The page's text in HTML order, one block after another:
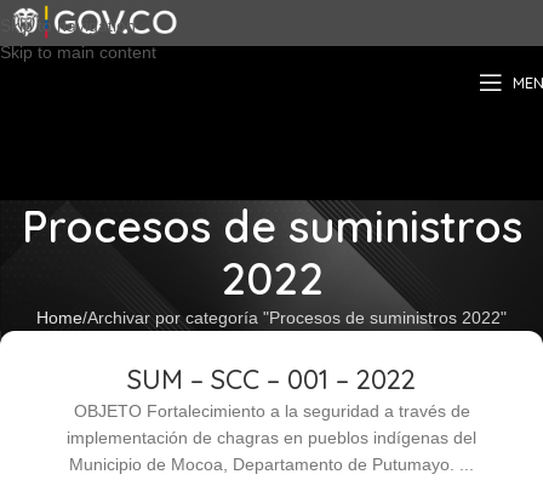
Skip to navigation
Skip to main content
Procesos de suministros
2022
Home Archivar por categoría "Procesos de suministros 2022"
SUM – SCC – 001 – 2022
OBJETO Fortalecimiento a la seguridad a través de
implementación de chagras en pueblos indígenas del
Municipio de Mocoa, Departamento de Putumayo. ...